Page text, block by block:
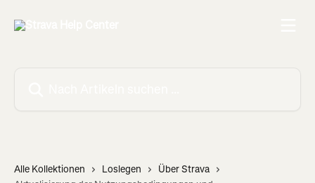
Alle Kollektionen Loslegen
Über Strava